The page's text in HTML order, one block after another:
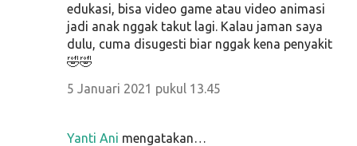
edukasi, bisa video game atau video animasi
jadi anak nggak takut lagi. Kalau jaman saya
dulu, cuma disugesti biar nggak kena penyakit
🤣🤣
5 Januari 2021 pukul 13.45
Yanti Ani mengatakan…